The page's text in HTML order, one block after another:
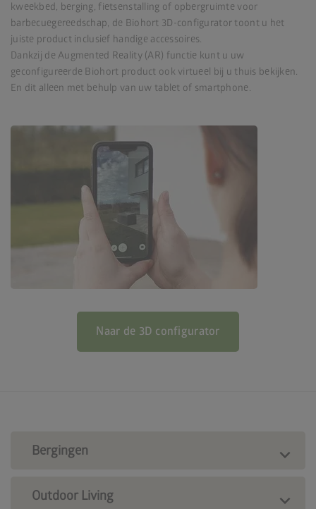
kweekbed, berging, fietsenstalling of opbergruimte voor
barbecuegereedschap, de Biohort 3D-configurator toont u het
juiste product inclusief handige accessoires.
Dankzij de Augmented Reality (AR) functie kunt u uw
geconfigureerde Biohort product ook virtueel bij u thuis bekijken.
En dit alleen met behulp van uw tablet of smartphone.
Naar de 3D configurator
Bergingen
Outdoor Living